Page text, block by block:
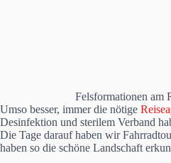
Felsformationen am
Umso besser, immer die nötige
Desinfektion und sterilem Verband
Die Tage darauf haben wir
haben so die schöne Landschaft